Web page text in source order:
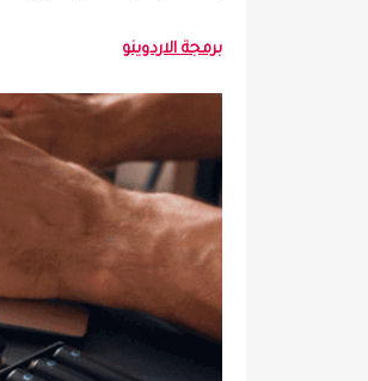
برمجة الاردوينو